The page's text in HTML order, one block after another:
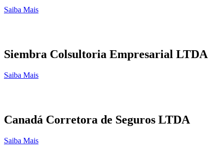
Saiba Mais
Siembra Colsultoria Empresarial LTDA
Saiba Mais
Canadá Corretora de Seguros LTDA
Saiba Mais